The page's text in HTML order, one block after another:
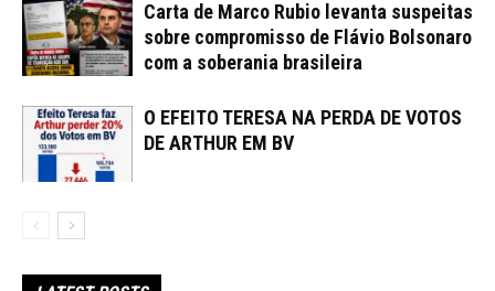
Carta de Marco Rubio levanta suspeitas
sobre compromisso de Flávio Bolsonaro
com a soberania brasileira
O EFEITO TERESA NA PERDA DE VOTOS
DE ARTHUR EM BV